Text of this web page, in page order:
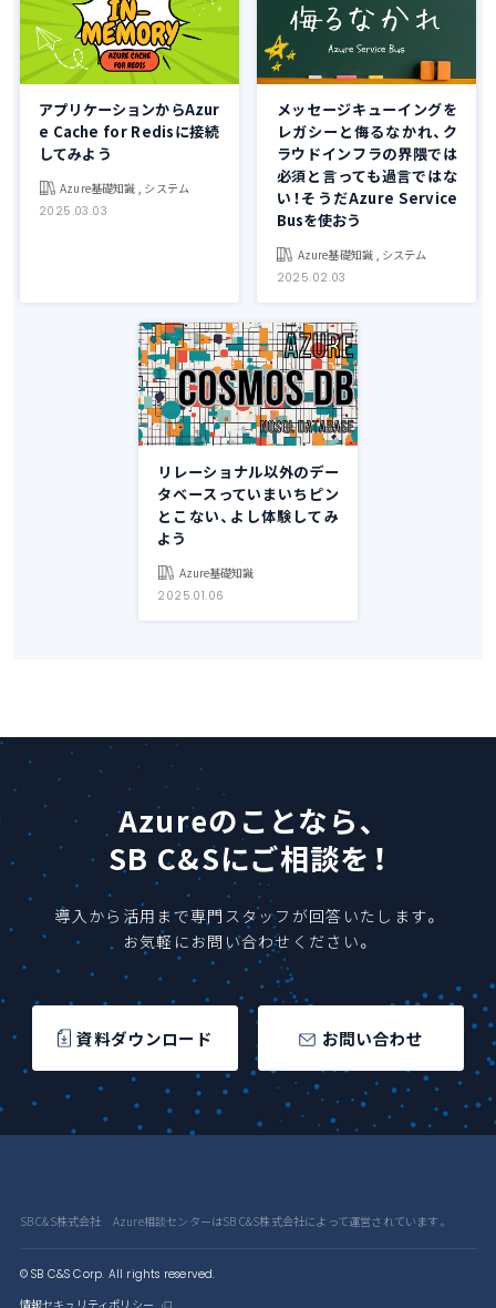
アプリケーションからAzur
e Cache for Redisに接続
してみよう
Azure基礎知識 , システム
2025.03.03
メッセージキューイングを
レガシーと侮るなかれ、ク
ラウドインフラの界隈では
必須と言っても過言ではな
い！そうだAzure Service
Busを使おう
Azure基礎知識 , システム
2025.02.03
リレーショナル以外のデー
タベースっていまいちピン
とこない、よし体験してみ
よう
Azure基礎知識
2025.01.06
Azureのことなら、
SB C&Sにご相談を！
導入から活用まで専門スタッフが回答いたします。
お気軽にお問い合わせください。
資料ダウンロード お問い合わせ
SB C&S株式会社 Azure相談センターはSB C&S株式会社によって運営されています。
© SB C&S Corp. All rights reserved.
情報セキュリティポリシー